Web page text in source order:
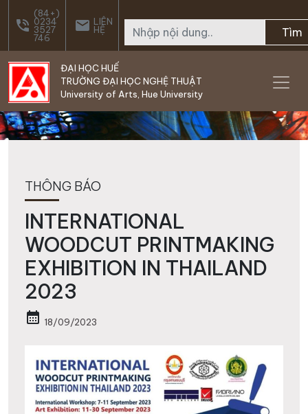
Skip to main content
phone_in_talk
(84+)
0234
3527
746
email LIÊN
HỆ Tìm
ĐẠI HỌC HUẾ
TRƯỜNG ĐẠI HỌC NGHỆ THUẬT
University of Arts, Hue University
THÔNG BÁO
INTERNATIONAL
WOODCUT PRINTMAKING
EXHIBITION IN THAILAND
2023
calendar_month 18/09/2023